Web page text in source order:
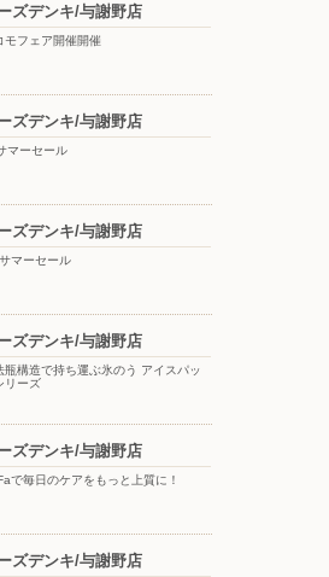
援フェア
ズデンキ/与謝野店
モフェア開催開催
ズデンキ/与謝野店
マーセール
ズデンキ/与謝野店
マーセール
ズデンキ/与謝野店
瓶構造で持ち運ぶ氷のう アイスパッ
リーズ
ズデンキ/与謝野店
で毎日のケアをもっと上質に！
ズデンキ/与謝野店